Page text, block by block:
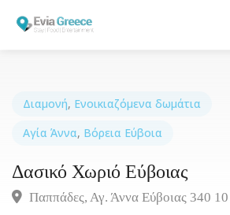
Τοποθεσία
Όλες οι Κατηγορίες
Διαμονή, Ενοικιαζόμενα δωμάτια
Αγία Άννα, Βόρεια Εύβοια
Δασικό Χωριό Εύβοιας
Παππάδες, Αγ. Άννα Εύβοιας 340 10